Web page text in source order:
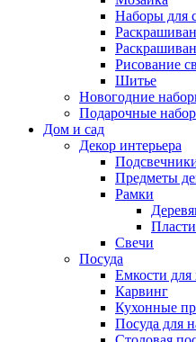
Наборы для
Рисование
Шитье
Новогодние
Подарочные
Дом и сад
Декор интерьера
Предметы
Рамки
Свечи
Посуда
Емкости для
Карвинг
Кухонные
Посуда для